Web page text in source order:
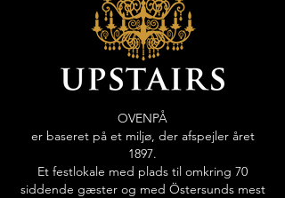
OVENPÅ
er baseret på et miljø, der afspejler året
1897.
Et festlokale med plads til omkring 70
siddende gæster og med Östersunds mest